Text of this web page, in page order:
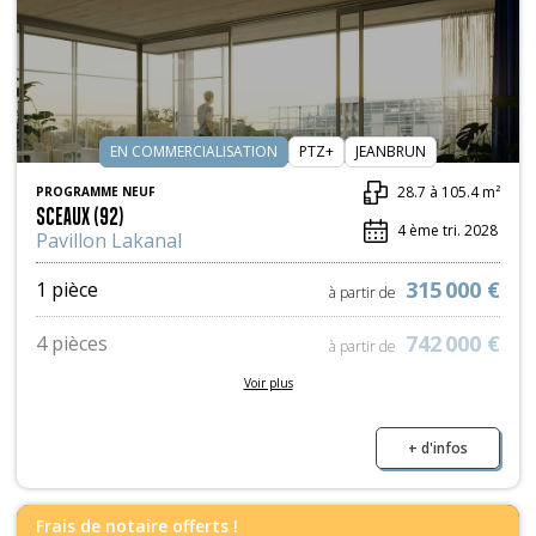
EN COMMERCIALISATION PTZ+ JEANBRUN
PROGRAMME NEUF
SCEAUX (92)
Pavillon Lakanal
28.7 à 105.4 m²
4 ème tri. 2028
1 pièce à partir de 315 000 €
4 pièces à partir de 742 000 €
Voir plus
+ d'infos
Frais de notaire offerts !